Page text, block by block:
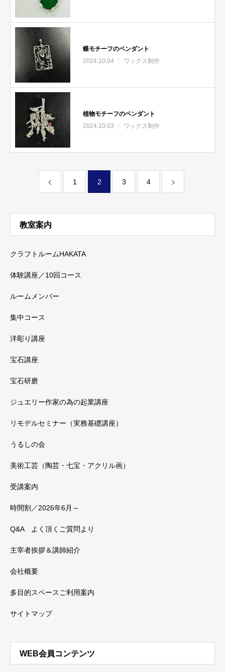
蝶モチーフのペンダント
2024.10.04
ワックス制作
植物モチーフのペンダント
2024.10.03
ワックス制作
1 2 3 4
教室案内
クラフトルームHAKATA
体験講座／10回コース
ルームメンバー
集中コース
洋彫り講座
宝石講座
宝石研磨
ジュエリー作家の為の起業講座
リモデルセミナー（実務基礎講座）
うるしの会
美術工芸（陶芸・七宝・アクリル画）
受講案内
時間割／2026年6月～
Q&A よく頂くご質問より
主宰者挨拶＆講師紹介
会社概要
多目的スペースご利用案内
サイトマップ
WEB会員コンテンツ